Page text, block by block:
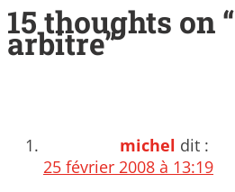
15 thoughts on “
arbitre”
michel dit :
25 février 2008 à 13:19